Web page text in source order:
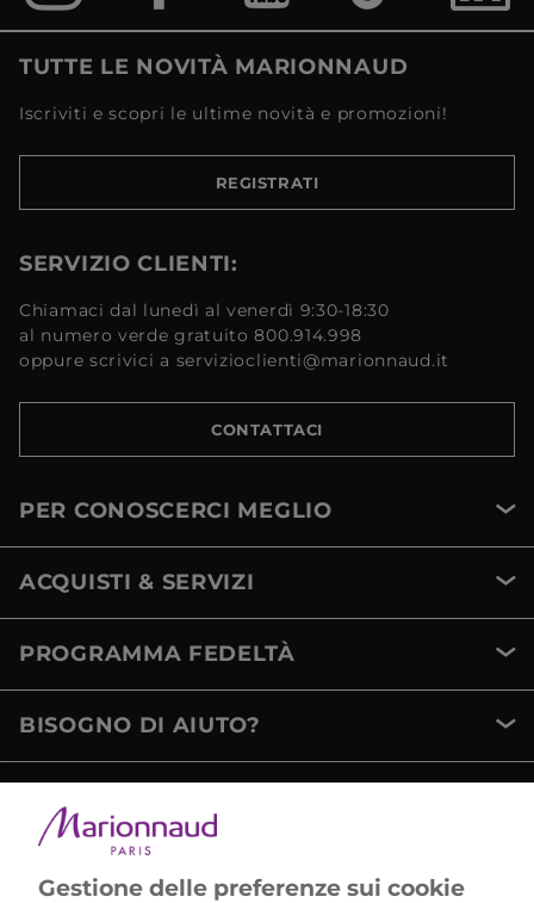
TUTTE LE NOVITÀ MARIONNAUD
Iscriviti e scopri le ultime novità e promozioni!
REGISTRATI
SERVIZIO CLIENTI:
Chiamaci dal lunedì al venerdì 9:30-18:30
al numero verde gratuito 800.914.998
oppure scrivici a servizioclienti@marionnaud.it
CONTATTACI
PER CONOSCERCI MEGLIO
ACQUISTI & SERVIZI
PROGRAMMA FEDELTÀ
BISOGNO DI AIUTO?
Gestione delle preferenze sui cookie